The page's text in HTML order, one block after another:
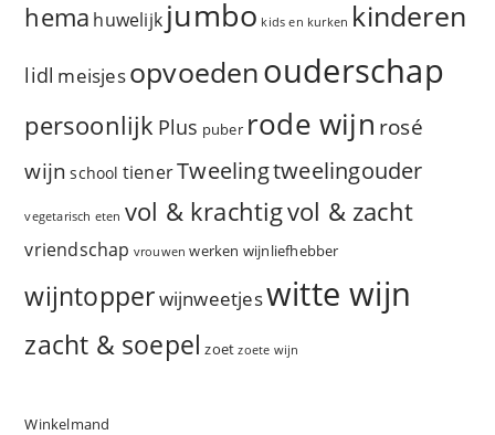
hema huwelijk jumbo kids en kurken kinderen
lidl meisjesopvoedenouderschap
persoonlijk Plus puber rode wijn rosé
wijn school tienerTweelingtweelingouder
vegetarisch eten vol & krachtigvol & zacht
vriendschap vrouwen werken wijnliefhebber
wijntopperwijnweetjeswitte wijn
zacht & soepel zoet zoete wijn
Winkelmand